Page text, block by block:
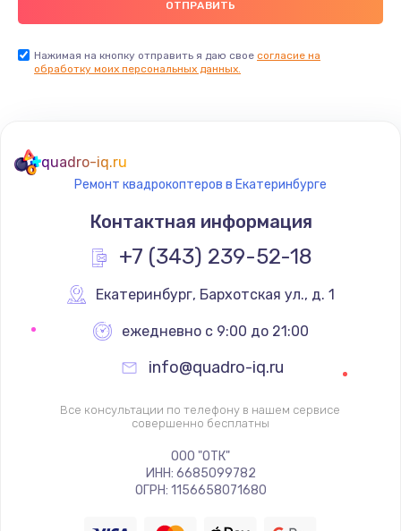
Нажимая на кнопку отправить я даю свое согласие на
обработку моих персональных данных.
quadro-iq.ru
Ремонт квадрокоптеров в Екатеринбурге
Контактная информация
+7 (343) 239-52-18
Екатеринбург, Бархотская ул., д. 1
ежедневно с 9:00 до 21:00
info@quadro-iq.ru
Все консультации по телефону в нашем сервисе
совершенно бесплатны
ООО "ОТК"
ИНН: 6685099782
ОГРН: 1156658071680